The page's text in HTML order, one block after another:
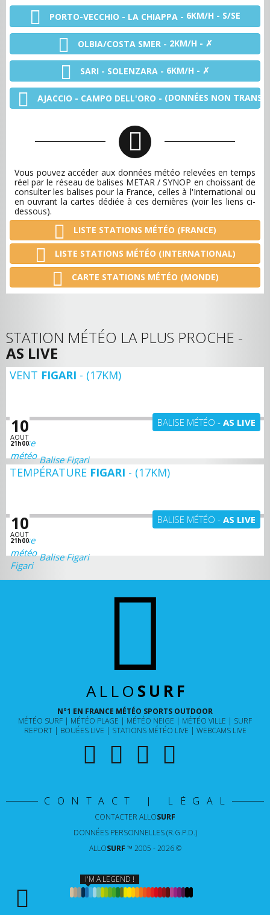
PORTO-VECCHIO - LA CHIAPPA - 6KM/H - S/SE
OLBIA/COSTA SMER - 2KM/H - ✗
SARI - SOLENZARA - 6KM/H - ✗
AJACCIO - CAMPO DELL'ORO - (DONNÉES NON
Vous pouvez accéder aux données météo relevées en temps
réel par le réseau de balises METAR / SYNOP en choissant de
consulter les balises pour la France, celles à l'International ou
en ouvrant la cartes dédiée à ces dernières (voir les liens ci-
dessous).
LISTE STATIONS MÉTÉO (FRANCE)
LISTE STATIONS MÉTÉO (INTERNATIONAL)
CARTE STATIONS MÉTÉO (MONDE)
STATION MÉTÉO LA PLUS PROCHE -
AS LIVE
VENT FIGARI - (17KM)
10
AOUT
21h00
BALISE MÉTÉO - AS LIVE
Balise Figari
TEMPÉRATURE FIGARI - (17KM)
10
AOUT
21h00
BALISE MÉTÉO - AS LIVE
Balise Figari
ALLO SURF
N°1 EN FRANCE MÉTÉO SPORTS OUTDOOR
MÉTÉO SURF
MÉTÉO PLAGE MÉTÉO NEIGE MÉTÉO VILLE
SURF
REPORT
BOUÉES LIVE STATIONS MÉTÉO LIVE WEBCAMS LIVE
CONTACT | LÉGAL
CONTACTER ALLOSURF
DONNÉES PERSONNELLES (R.G.P.D.)
ALLOSURF ™ 2005 - 2026 ©
I'M A LEGEND !